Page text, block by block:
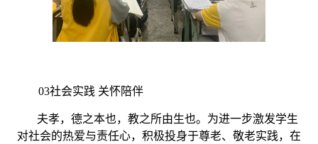
03社会实践 关怀陪伴
夫孝，德之本也，教之所由生也。为进一步激发学生
对社会的热爱与责任心，积极投身于尊老、敬老实践，在